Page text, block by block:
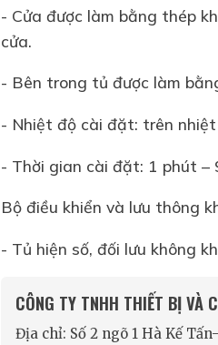
- Cửa được làm bằng thép
cửa.
- Bên trong tủ được làm
- Nhiệt độ cài đặt: trên
- Thời gian cài đặt: 1 phút –
Bộ điều khiển và lưu thông
- Tủ hiện số, đối lưu không
CÔNG TY TNHH THIẾT BỊ VÀ
Địa chỉ: Số 2 ngõ 1 Hà Kế